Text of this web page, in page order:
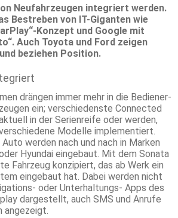
Neufahrzeugen integriert werden.
Bestreben von IT-Giganten wie
Konzept und Google mit
Auch Toyota und Ford zeigen
beziehen Position.
drängen immer mehr in die Bediener-
ein; verschiedenste Connected
in der Serienreife oder werden,
Modelle implementiert.
werden nach und nach in Marken
Hyundai eingebaut. Mit dem Sonata
Fahrzeug konzipiert, das ab Werk ein
eingebaut hat. Dabei werden nicht
oder Unterhaltungs- Apps des
dargestellt, auch SMS und Anrufe
angezeigt.